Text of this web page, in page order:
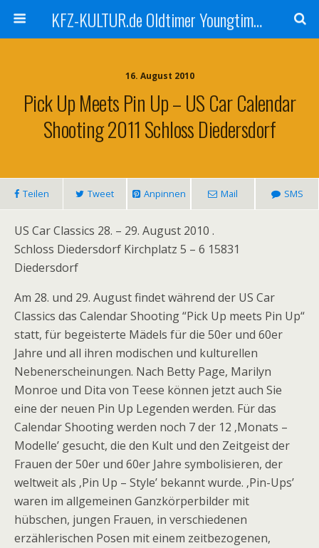
KFZ-KULTUR.de Oldtimer Youngtimer Fotos Bilder Klassiker
16. August 2010
Pick Up Meets Pin Up – US Car Calendar
Shooting 2011 Schloss Diedersdorf
Teilen Tweet Anpinnen Mail SMS
US Car Classics 28. – 29. August 2010 .
Schloss Diedersdorf Kirchplatz 5 – 6 15831
Diedersdorf
Am 28. und 29. August findet während der US Car
Classics das Calendar Shooting “Pick Up meets Pin Up“
statt, für begeisterte Mädels für die 50er und 60er
Jahre und all ihren modischen und kulturellen
Nebenerscheinungen. Nach Betty Page, Marilyn
Monroe und Dita von Teese können jetzt auch Sie
eine der neuen Pin Up Legenden werden. Für das
Calendar Shooting werden noch 7 der 12 ‚Monats –
Modelle’ gesucht, die den Kult und den Zeitgeist der
Frauen der 50er und 60er Jahre symbolisieren, der
weltweit als ‚Pin Up – Style’ bekannt wurde. ‚Pin-Ups’
waren im allgemeinen Ganzkörperbilder mit
hübschen, jungen Frauen, in verschiedenen
erzählerischen Posen mit einem zeitbezogenen,